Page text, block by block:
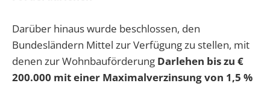
Darüber hinaus wurde beschlossen, den
Bundesländern Mittel zur Verfügung zu stellen, mit
denen zur Wohnbauförderung Darlehen bis zu €
200.000 mit einer Maximalverzinsung von 1,5 %